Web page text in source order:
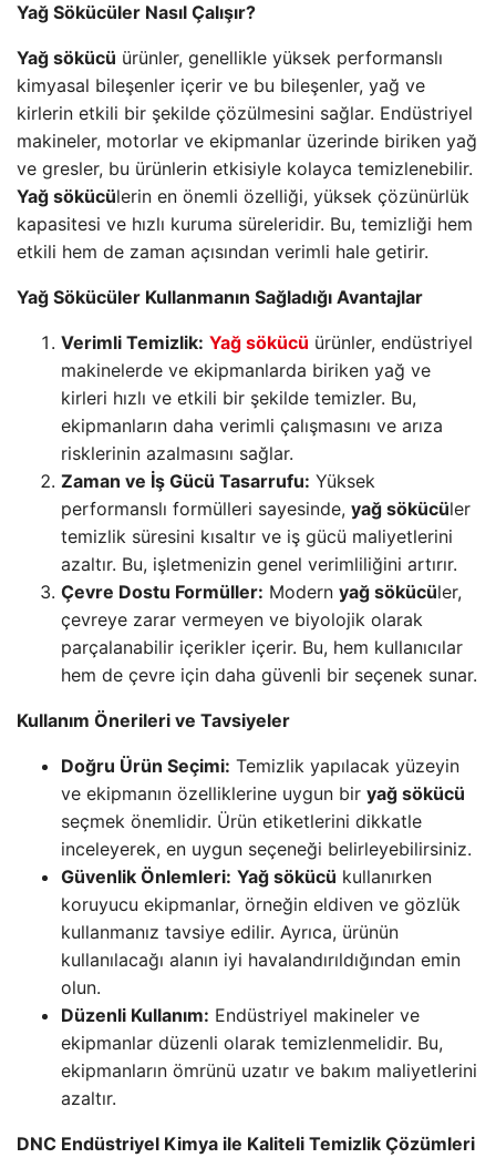
Yağ Sökücüler Nasıl Çalışır?
Yağ sökücü ürünler, genellikle yüksek performanslı
kimyasal bileşenler içerir ve bu bileşenler, yağ ve
kirlerin etkili bir şekilde çözülmesini sağlar. Endüstriyel
makineler, motorlar ve ekipmanlar üzerinde biriken yağ
ve gresler, bu ürünlerin etkisiyle kolayca temizlenebilir.
Yağ sökücülerin en önemli özelliği, yüksek çözünürlük
kapasitesi ve hızlı kuruma süreleridir. Bu, temizliği hem
etkili hem de zaman açısından verimli hale getirir.
Yağ Sökücüler Kullanmanın Sağladığı Avantajlar
Verimli Temizlik: Yağ sökücü ürünler, endüstriyel
makinelerde ve ekipmanlarda biriken yağ ve
kirleri hızlı ve etkili bir şekilde temizler. Bu,
ekipmanların daha verimli çalışmasını ve arıza
risklerinin azalmasını sağlar.
Zaman ve İş Gücü Tasarrufu: Yüksek
performanslı formülleri sayesinde, yağ sökücüler
temizlik süresini kısaltır ve iş gücü maliyetlerini
azaltır. Bu, işletmenizin genel verimliliğini artırır.
Çevre Dostu Formüller: Modern yağ sökücüler,
çevreye zarar vermeyen ve biyolojik olarak
parçalanabilir içerikler içerir. Bu, hem kullanıcılar
hem de çevre için daha güvenli bir seçenek sunar.
Kullanım Önerileri ve Tavsiyeler
Doğru Ürün Seçimi: Temizlik yapılacak yüzeyin
ve ekipmanın özelliklerine uygun bir yağ sökücü
seçmek önemlidir. Ürün etiketlerini dikkatle
inceleyerek, en uygun seçeneği belirleyebilirsiniz.
Güvenlik Önlemleri: Yağ sökücü kullanırken
koruyucu ekipmanlar, örneğin eldiven ve gözlük
kullanmanız tavsiye edilir. Ayrıca, ürünün
kullanılacağı alanın iyi havalandırıldığından emin
olun.
Düzenli Kullanım: Endüstriyel makineler ve
ekipmanlar düzenli olarak temizlenmelidir. Bu,
ekipmanların ömrünü uzatır ve bakım maliyetlerini
azaltır.
DNC Endüstriyel Kimya ile Kaliteli Temizlik Çözümleri